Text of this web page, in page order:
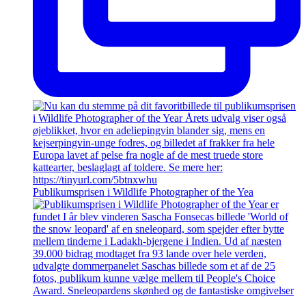
Publikumsprisen i Wildlife Photographer of the Yea